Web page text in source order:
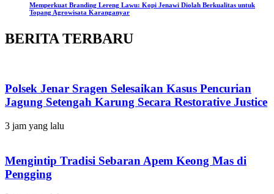
Memperkuat Branding Lereng Lawu: Kopi Jenawi Diolah Berkualitas untuk
Topang Agrowisata Karanganyar
BERITA TERBARU
Polsek Jenar Sragen Selesaikan Kasus Pencurian
Jagung Setengah Karung Secara Restorative Justice
3 jam yang lalu
Mengintip Tradisi Sebaran Apem Keong Mas di
Pengging